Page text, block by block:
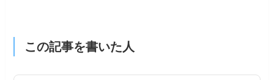
この記事を書いた人